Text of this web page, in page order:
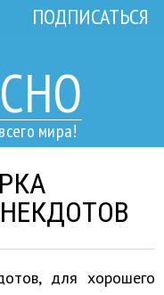
мира!
ПОДПИСАТЬСЯ
для хорошего